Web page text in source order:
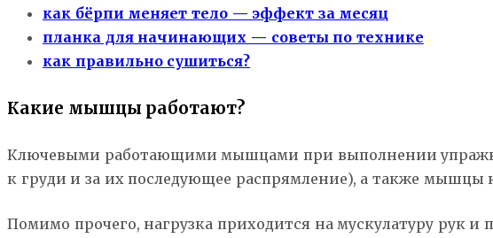
как бёрпи меняет тело — эффект за месяц
планка для начинающих — советы по технике
как правильно сушиться?
Какие мышцы работают?
Ключевыми работающими мышцами при выполнении
к груди и за их последующее распрямление), а также
Помимо прочего, нагрузка приходится на мускулатуру рук